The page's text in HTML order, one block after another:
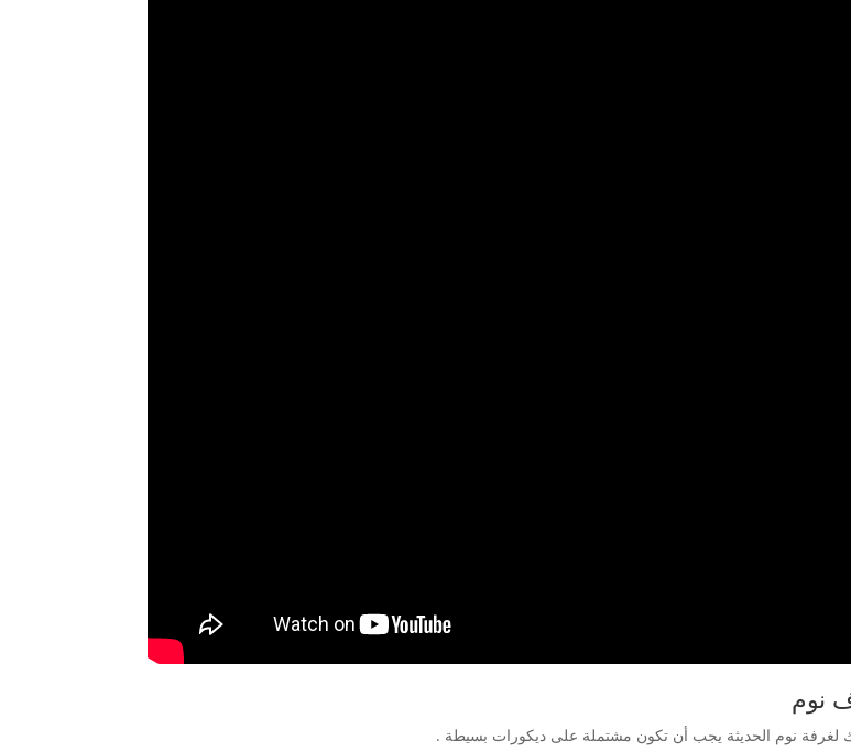
نوم
نوم الحديثة يجب أن تكون مشتملة على ديكورات بسيطة .